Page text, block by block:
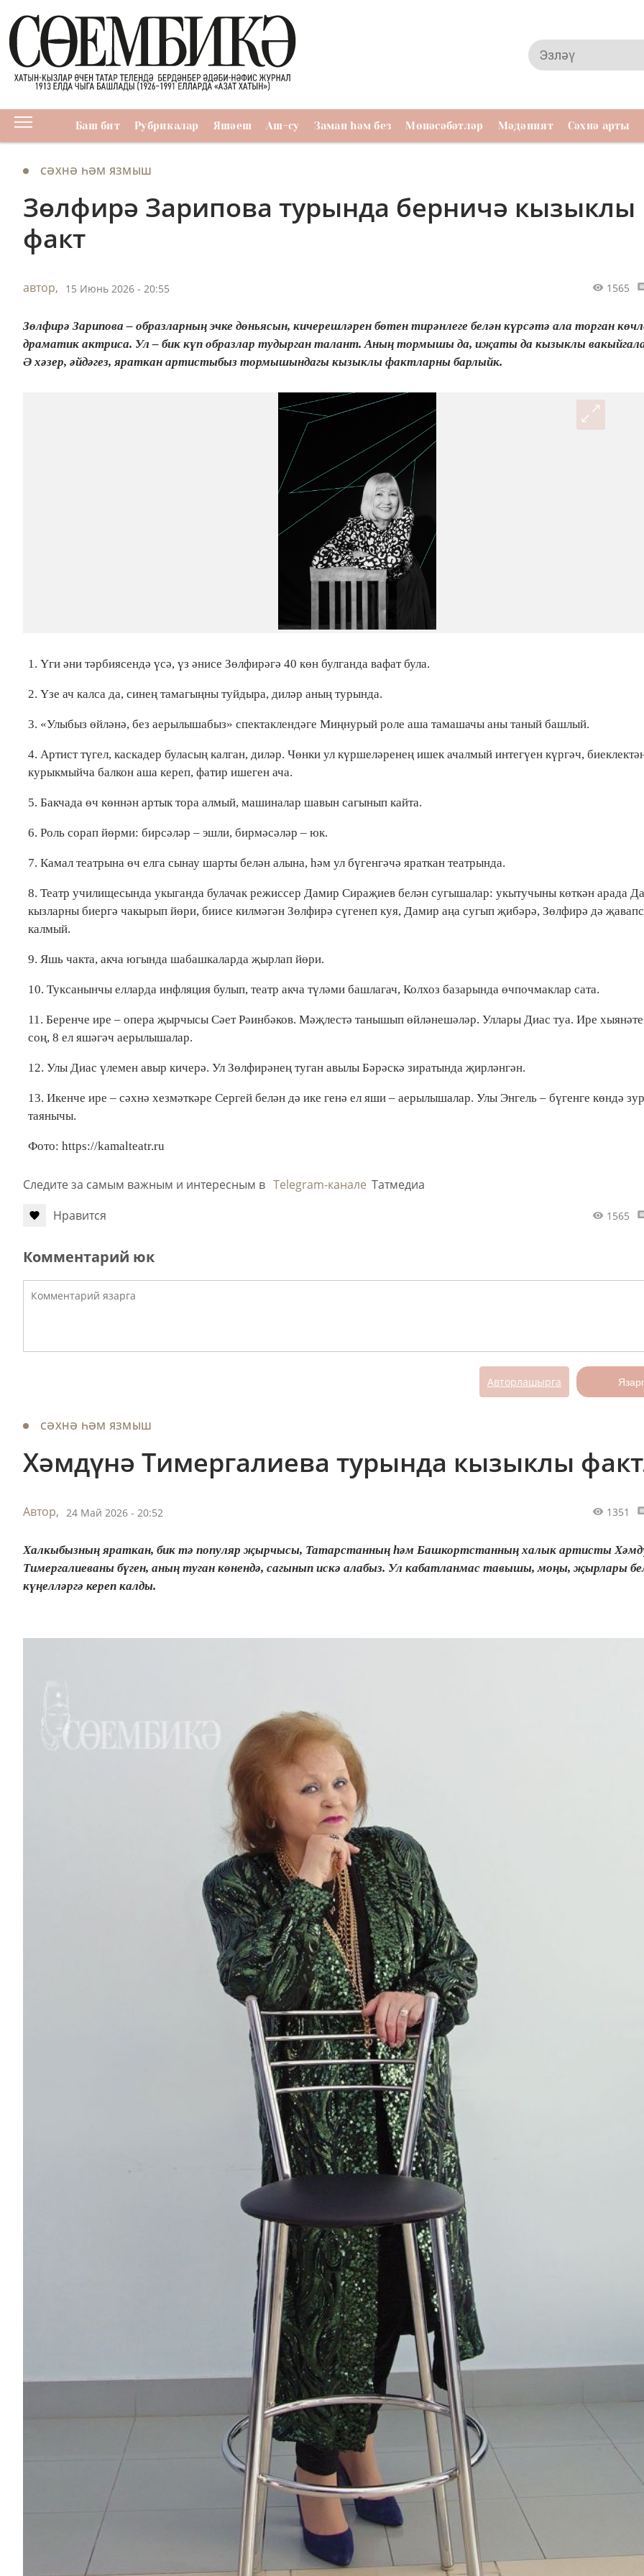
Баш бит Рубрикалар Яшәеш Аш-су Заман һәм без Мөнәсәбәтләр Мәдәният Сәхнә арты
СӘХНӘ ҺӘМ ЯЗМЫШ
Зөлфирә Зарипова турында берничә кызыклы
факт
автор, 15 Июнь 2026 - 20:55 1565
Зөлфирә Зарипова – образларның эчке дөньясын, кичерешләрен бөтен тирәнлеге белән күрсәтә ала торган
драматик актриса. Ул – бик күп образлар тудырган талант. Аның тормышы да, иҗаты да кызыклы
Ә хәзер, әйдәгез, яраткан артистыбыз тормышындагы кызыклы фактларны барлыйк.
1. Үги әни тәрбиясендә үсә, үз әнисе Зөлфирәгә 40 көн булганда вафат була.
2. Үзе ач калса да, синең тамагыңны туйдыра, диләр аның турында.
3. «Улыбыз өйләнә, без аерылышабыз» спектаклендәге Миңнурый роле аша тамашачы аны таный башлый.
4. Артист түгел, каскадер буласың калган, диләр. Чөнки ул күршеләренең ишек ачалмый интегүен күргәч,
курыкмыйча балкон аша кереп, фатир ишеген ача.
5. Бакчада өч көннән артык тора алмый, машиналар шавын сагынып кайта.
6. Роль сорап йөрми: бирсәләр – эшли, бирмәсәләр – юк.
7. Камал театрына өч елга сынау шарты белән алына, һәм ул бүгенгәчә яраткан театрында.
8. Театр училищесында укыганда булачак режиссер Дамир Сираҗиев белән сугышалар: укытучыны көткән арада
кызларны биергә чакырып йөри, биисе килмәгән Зөлфирә сүгенеп куя, Дамир аңа сугып җибәрә, Зөлфирә дә
калмый.
9. Яшь чакта, акча югында шабашкаларда җырлап йөри.
10. Туксанынчы елларда инфляция булып, театр акча түләми башлагач, Колхоз базарында өчпочмаклар сата.
11. Беренче ире – опера җырчысы Сәет Рәинбәков. Мәҗлестә танышып өйләнешәләр. Уллары Диас туа. Ире
соң, 8 ел яшәгәч аерылышалар.
12. Улы Диас үлемен авыр кичерә. Ул Зөлфирәнең туган авылы Бәрәскә зиратында җирләнгән.
13. Икенче ире – сәхнә хезмәткәре Сергей белән дә ике генә ел яши – аерылышалар. Улы Энгель – бүгенге көндә зур
таянычы.
Фото: https://kamalteatr.ru
Следите за самым важным и интересным в Telegram-канале Татмедиа
Нравится
1565
Комментарий юк
Авторлашырга
СӘХНӘ ҺӘМ ЯЗМЫШ
Хәмдүнә Тимергалиева турында кызыклы
Автор, 24 Май 2026 - 20:52 1351
Халкыбызның яраткан, бик тә популяр җырчысы, Татарстанның һәм Башкортстанның халык артисты
Тимергалиеваны бүген, аның туган көнендә, сагынып искә алабыз. Ул кабатланмас тавышы, моңы, җырлары
күңелләргә кереп калды.